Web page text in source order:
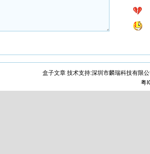
盒子文章 技术支持:深圳市麟瑞科技有限
粤